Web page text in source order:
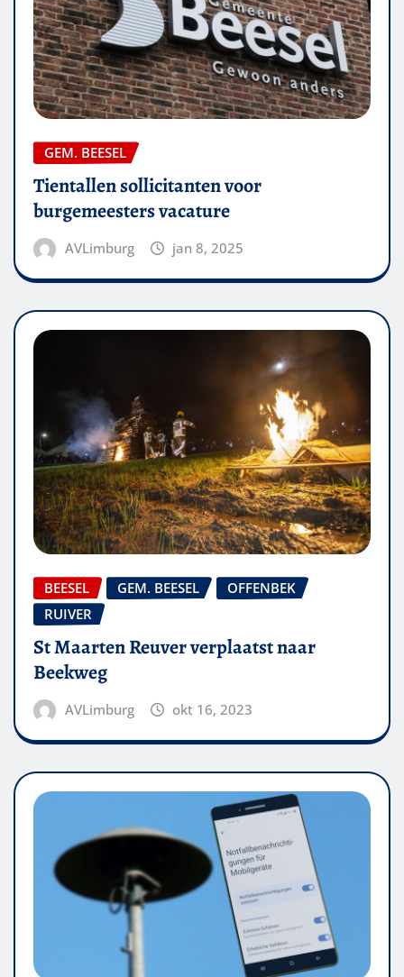
GEM. BEESEL
Tientallen sollicitanten voor
burgemeesters vacature
AVLimburg jan 8, 2025
BEESEL GEM. BEESEL
OFFENBEK
RUIVER
St Maarten Reuver verplaatst naar
Beekweg
AVLimburg okt 16, 2023